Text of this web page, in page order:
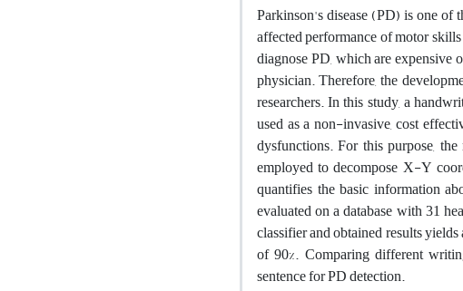
Parkinson's disease (PD) is one of
affected performance of motor
diagnose PD, which are expensive
physician. Therefore, the
researchers. In this study, a
used as a non-invasive, cost
dysfunctions. For this purpose,
employed to decompose X-Y
quantifies the basic information
evaluated on a database with 31
classifier and obtained results
of 90%. Comparing different
sentence for PD detection.